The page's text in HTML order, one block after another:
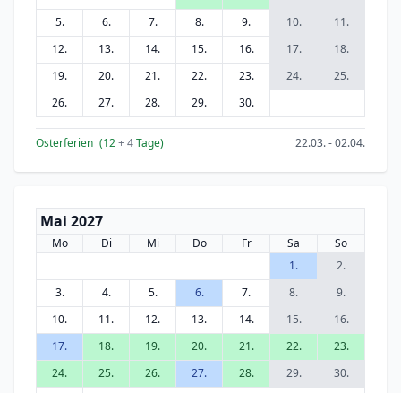
5.
6. 7. 8. 9. 10.
11.
12.
13. 14. 15. 16. 17.
18.
19.
20. 21. 22. 23. 24.
25.
26.
27. 28. 29. 30.
Osterferien (12+ 4Tage) 22.03. - 02.04.
Mai 2027
Mo Di Mi Do Fr Sa
So
1.
2.
3.
4. 5. 6. 7. 8.
9.
10.
11. 12. 13. 14. 15.
16.
17.
18. 19. 20. 21. 22.
23.
24.
25. 26. 27. 28. 29.
30.